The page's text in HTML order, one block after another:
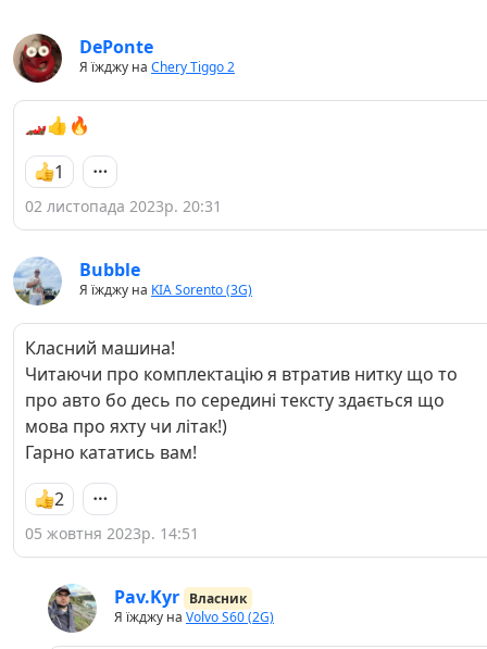
DePonte
Я їжджу на Chery Tiggo 2
🏎️👍🔥
1
02 листопада 2023р. 20:31
Bubble
Я їжджу на KIA Sorento (3G)
Класний машина!
Читаючи про комплектацію я втратив нитку що то
про авто бо десь по середині тексту здається що
мова про яхту чи літак!)
Гарно кататись вам!
2
05 жовтня 2023р. 14:51
Pav.Kyr Власник
Я їжджу на Volvo S60 (2G)